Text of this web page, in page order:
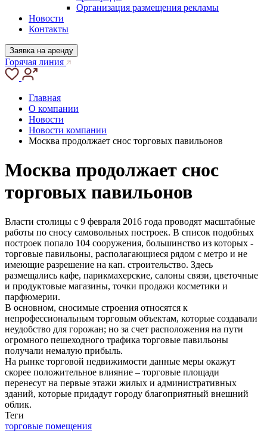
Организация размещения рекламы
Новости
Контакты
Заявка на аренду
Горячая линия
Главная
О компании
Новости
Новости компании
Москва продолжает снос торговых павильонов
Москва продолжает снос
торговых павильонов
Власти столицы с 9 февраля 2016 года проводят масштабные
работы по сносу самовольных построек. В список подобных
построек попало 104 сооружения, большинство из которых -
торговые павильоны, располагающиеся рядом с метро и не
имеющие разрешение на кап. строительство. Здесь
размещались кафе, парикмахерские, салоны связи, цветочные
и продуктовые магазины, точки продажи косметики и
парфюмерии.
В основном, сносимые строения относятся к
непрофессиональным торговым объектам, которые создавали
неудобство для горожан; но за счет расположения на пути
огромного пешеходного трафика торговые павильоны
получали немалую прибыль.
На рынке торговой недвижимости данные меры окажут
скорее положительное влияние – торговые площади
перенесут на первые этажи жилых и административных
зданий, которые придадут городу благоприятный внешний
облик.
Теги
торговые помещения